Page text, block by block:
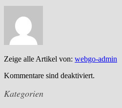
Zeige alle Artikel von: webgo-admin
Kommentare sind deaktiviert.
Kategorien